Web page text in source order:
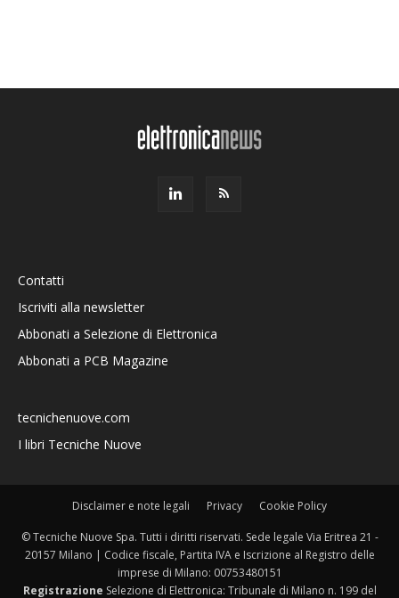
Contatti
Iscriviti alla newsletter
Abbonati a Selezione di Elettronica
Abbonati a PCB Magazine
tecnichenuove.com
I libri Tecniche Nuove
Disclaimer e note legali Privacy Cookie Policy
© Tecniche Nuove Spa. Tutti i diritti riservati. Sede legale Via Eritrea 21 -
20157 Milano | Codice fiscale, Partita IVA e Iscrizione al Registro delle
imprese di Milano: 00753480151
Registrazione Selezione di Elettronica: Tribunale di Milano n. 199 del